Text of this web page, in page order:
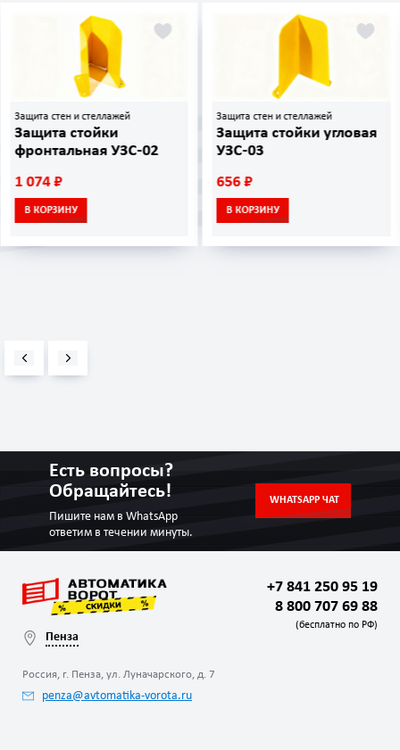
Защита стен и стеллажей
Защита стойки
фронтальная УЗС-02
1 074 ₽
В КОРЗИНУ
Защита стен и стеллажей
Защита стойки угловая
УЗС-03
656 ₽
В КОРЗИНУ
Есть вопросы?
Обращайтесь!
Пишите нам в WhatsApp
ответим в течении минуты.
WHATSAPP ЧАТ
Пенза
Россия, г. Пенза, ул. Луначарского, д. 7
penza@avtomatika-vorota.ru
+7 841 250 95 19
8 800 707 69 88
(бесплатно по РФ)